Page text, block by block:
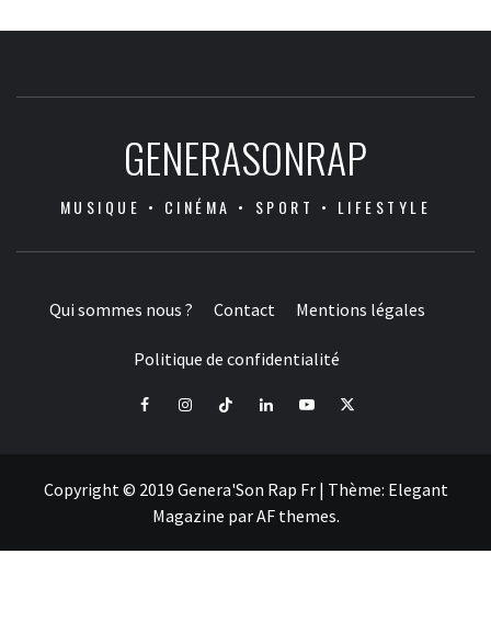
GENERASONRAP
MUSIQUE • CINÉMA • SPORT • LIFESTYLE
Qui sommes nous ? Contact Mentions légales
Politique de confidentialité
FacebookInstagramTiktok LinkedInYoutube
X
Copyright © 2019 Genera'Son Rap Fr | Thème: Elegant
Magazine parAF themes.